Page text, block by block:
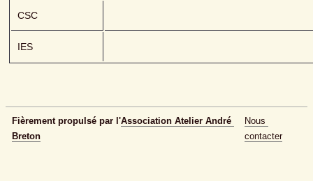
CSC
IES
Fièrement propulsé par l'Association Atelier André
Breton
Nous
contacter